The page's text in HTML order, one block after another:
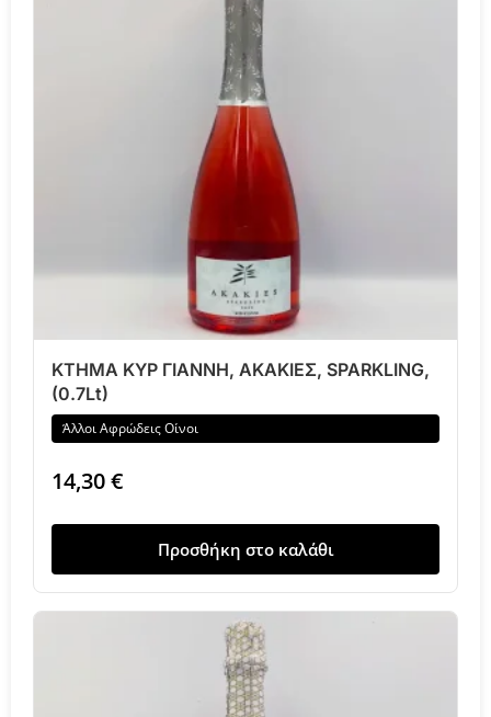
ΚΤΗΜΑ ΚΥΡ ΓΙΑΝΝΗ, ΑΚΑΚΙΕΣ, SPARKLING,
(0.7Lt)
Άλλοι Αφρώδεις Οίνοι
14,30€
Προσθήκη στο καλάθι